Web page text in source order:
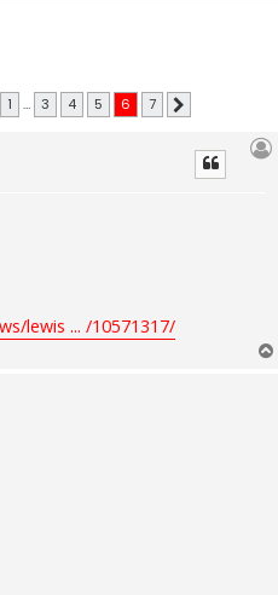
sur 7
Précédente
1 … 3 4 5 6 7
lewis ... /10571317/